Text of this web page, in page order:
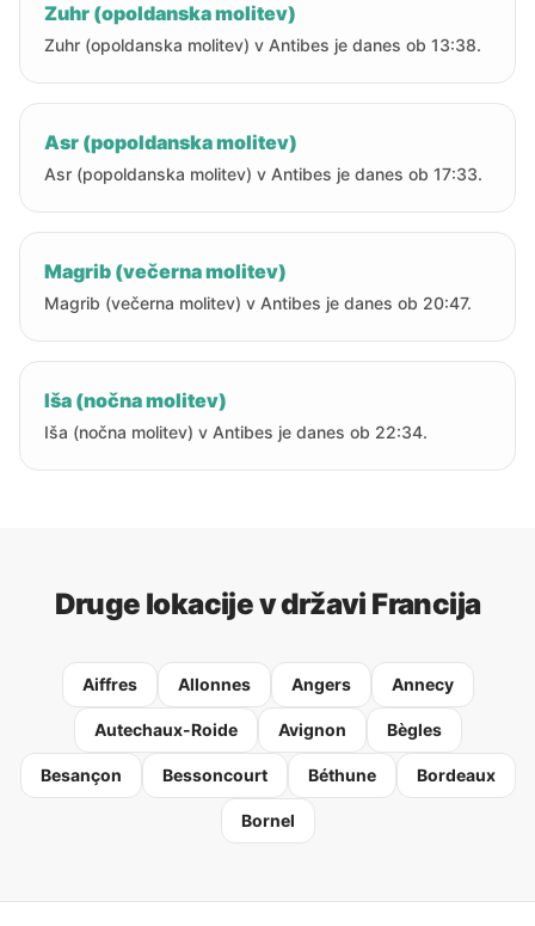
Zuhr (opoldanska molitev)
Zuhr (opoldanska molitev) v Antibes je danes ob 13:38.
Asr (popoldanska molitev)
Asr (popoldanska molitev) v Antibes je danes ob 17:33.
Magrib (večerna molitev)
Magrib (večerna molitev) v Antibes je danes ob 20:47.
Iša (nočna molitev)
Iša (nočna molitev) v Antibes je danes ob 22:34.
Druge lokacije v državi Francija
Aiffres Allonnes Angers Annecy
Autechaux-Roide Avignon Bègles
Besançon Bessoncourt Béthune Bordeaux
Bornel